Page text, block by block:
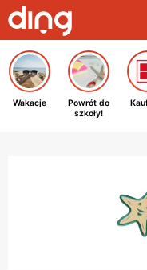
Wakacje
Powrót do
szkoły!